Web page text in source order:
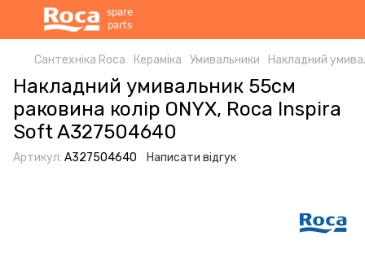
Сантехніка Roca Кераміка Умивальники Накладний
Накладний умивальник 55см
раковина колір ONYX, Roca Inspira
Soft A327504640
Артикул: A327504640 Написати відгук